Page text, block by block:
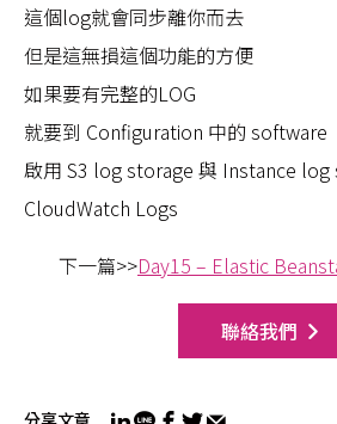
這個log就會同步離你而去
但是這無損這個功能的方便
如果要有完整的LOG
就要到 Configuration 中的 software
啟用 S3 log storage 與 Instance
CloudWatch Logs
下一篇>>Day15 – Elastic
聯絡我們
分享文章